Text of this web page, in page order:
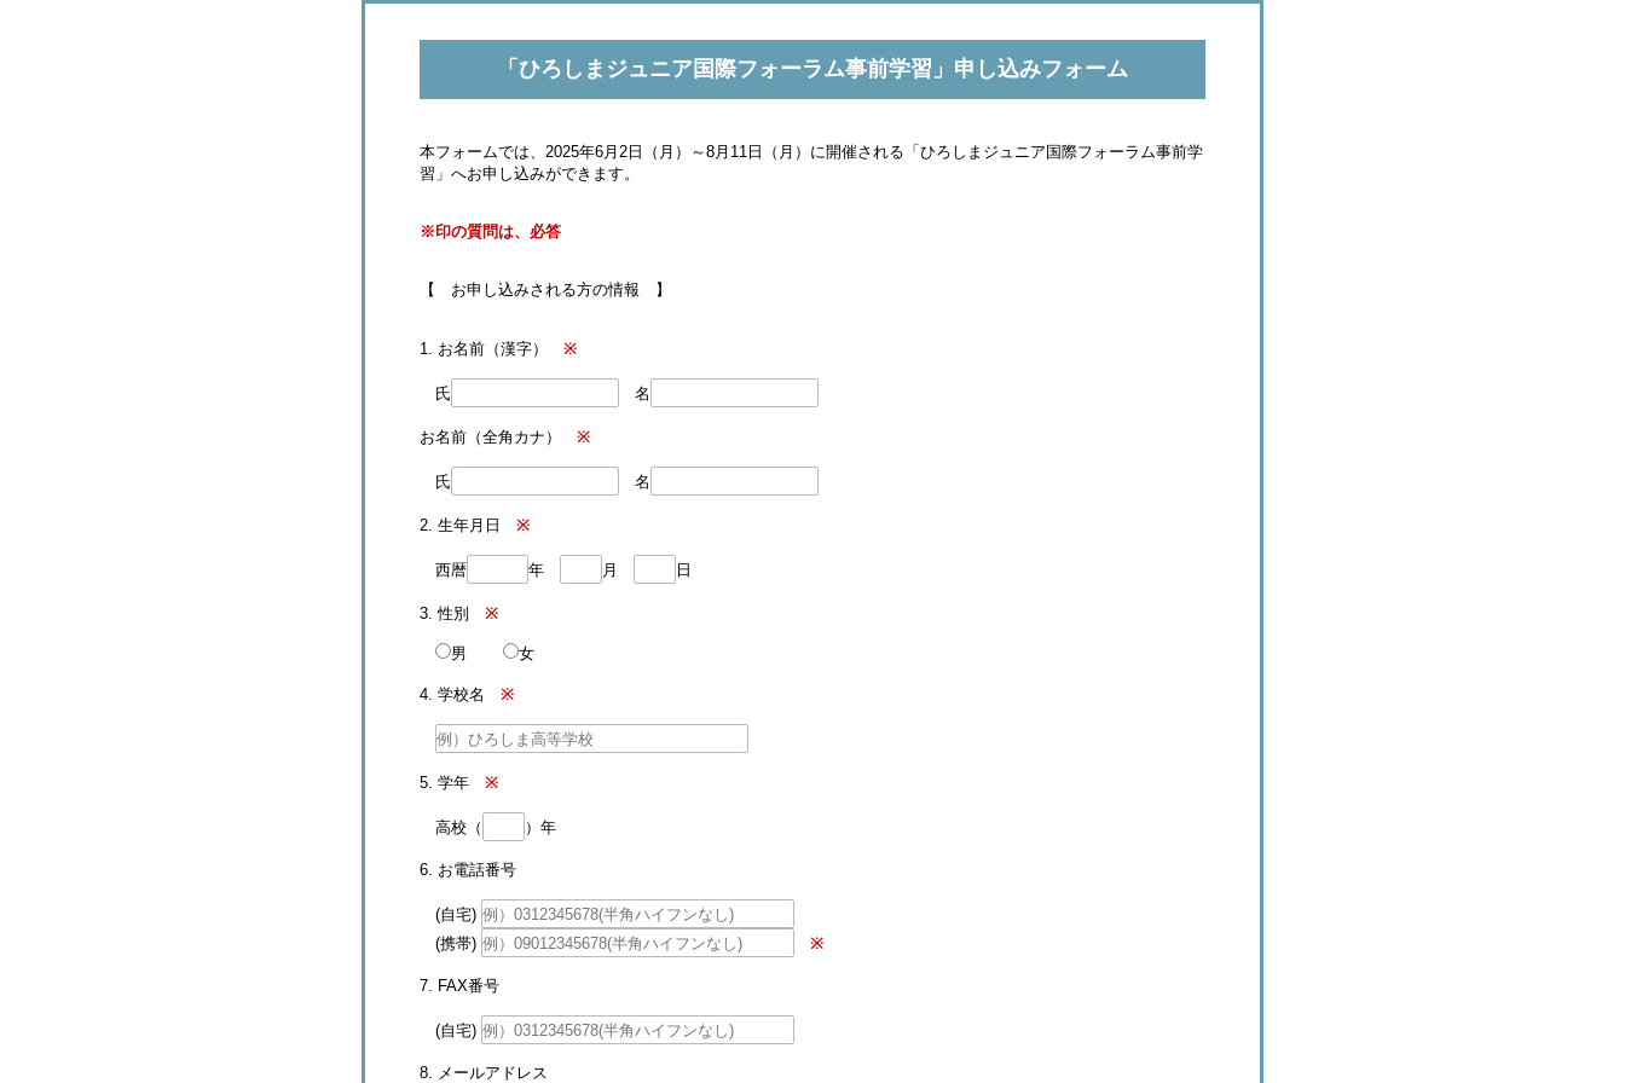
「ひろしまジュニア国際フォーラム事前学習」申し込みフォーム
本フォームでは、2025年6月2日（月）～8月11日（月）に開催される「ひろしまジュニア国際フォーラム事前学
習」へお申し込みができます。
※印の質問は、必答
【 お申し込みされる方の情報 】
1. お名前（漢字） ※
氏 名
お名前（全角カナ） ※
氏 名
2. 生年月日 ※
西暦 年 月 日
3. 性別 ※
男 女
4. 学校名 ※
5. 学年 ※
高校（ ）年
6. お電話番号
(自宅)
(携帯)
※
7. FAX番号
(自宅)
8. メールアドレス